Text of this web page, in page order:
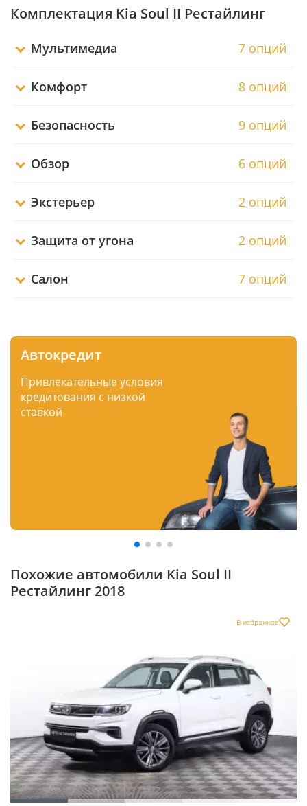
Комплектация Kia Soul II Рестайлинг
Мультимедиа 7 опций
Комфорт 8 опций
Безопасность 9 опций
Обзор 6 опций
Экстерьер 2 опций
Защита от угона 2 опций
Салон 7 опций
Автокредит
Привлекательные условия
кредитования с низкой
ставкой
Похожие автомобили Kia Soul II
Рестайлинг 2018
В избранное